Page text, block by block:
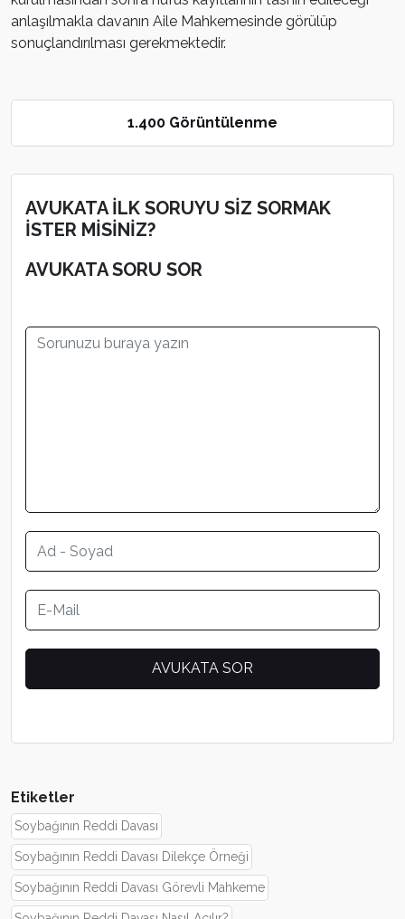
anlaşılmakla davanın Aile Mahkemesinde görülüp
sonuçlandırılması gerekmektedir.
1.400 Görüntülenme
AVUKATA İLK SORUYU SİZ SORMAK
İSTER MİSİNİZ?
AVUKATA SORU SOR
Etiketler
Soybağının Reddi Davası
Soybağının Reddi Davası Dilekçe Örneği
Soybağının Reddi Davası Görevli Mahkeme